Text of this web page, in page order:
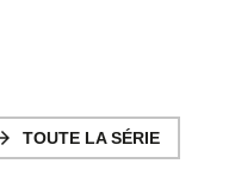
TOUTE LA SÉRIE